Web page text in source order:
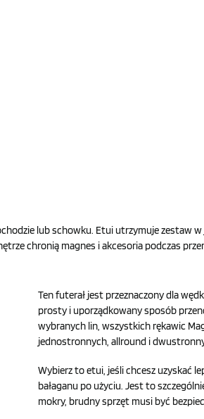
lub schowku. Etui utrzymuje zestaw
chronią magnes i akcesoria podczas
Ten futerał jest przeznaczony dla
prosty i uporządkowany sposób
wybranych lin, wszystkich rękawic
jednostronnych, allround i
Wybierz to etui, jeśli chcesz uzyskać
bałaganu po użyciu. Jest to
mokry, brudny sprzęt musi być